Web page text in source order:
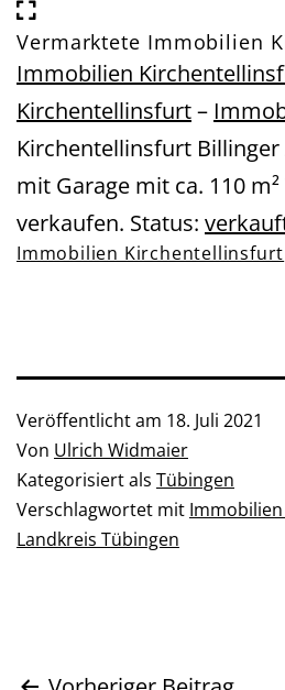
Vermarktete Immobilien
Immobilien
Kirchentellinsfurt–
Kirchentellinsfurt Billinger
mit Garage mit ca. 110
verkaufen. Status:
Immobilien Kirchentellinsfurt
Veröffentlicht am 18. Juli 2021
Von Ulrich Widmaier
Kategorisiert als Tübingen
Verschlagwortet mit
Landkreis Tübingen